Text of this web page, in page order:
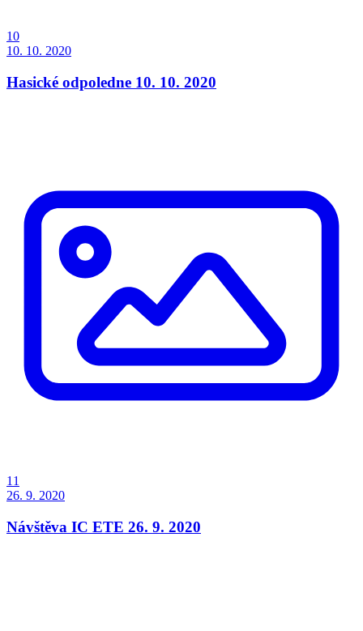
10
10. 10. 2020
Hasické odpoledne 10. 10. 2020
11
26. 9. 2020
Návštěva IC ETE 26. 9. 2020